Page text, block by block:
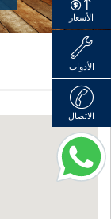
الأسعار
الأدوات
الاتصال